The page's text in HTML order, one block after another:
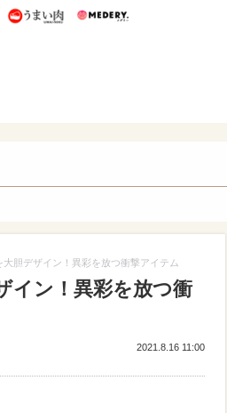
うまいパン うまい肉
大胆デザイン！異彩を放つ衝撃アイテム
イン！異彩を放つ衝
2021.8.16 11:00